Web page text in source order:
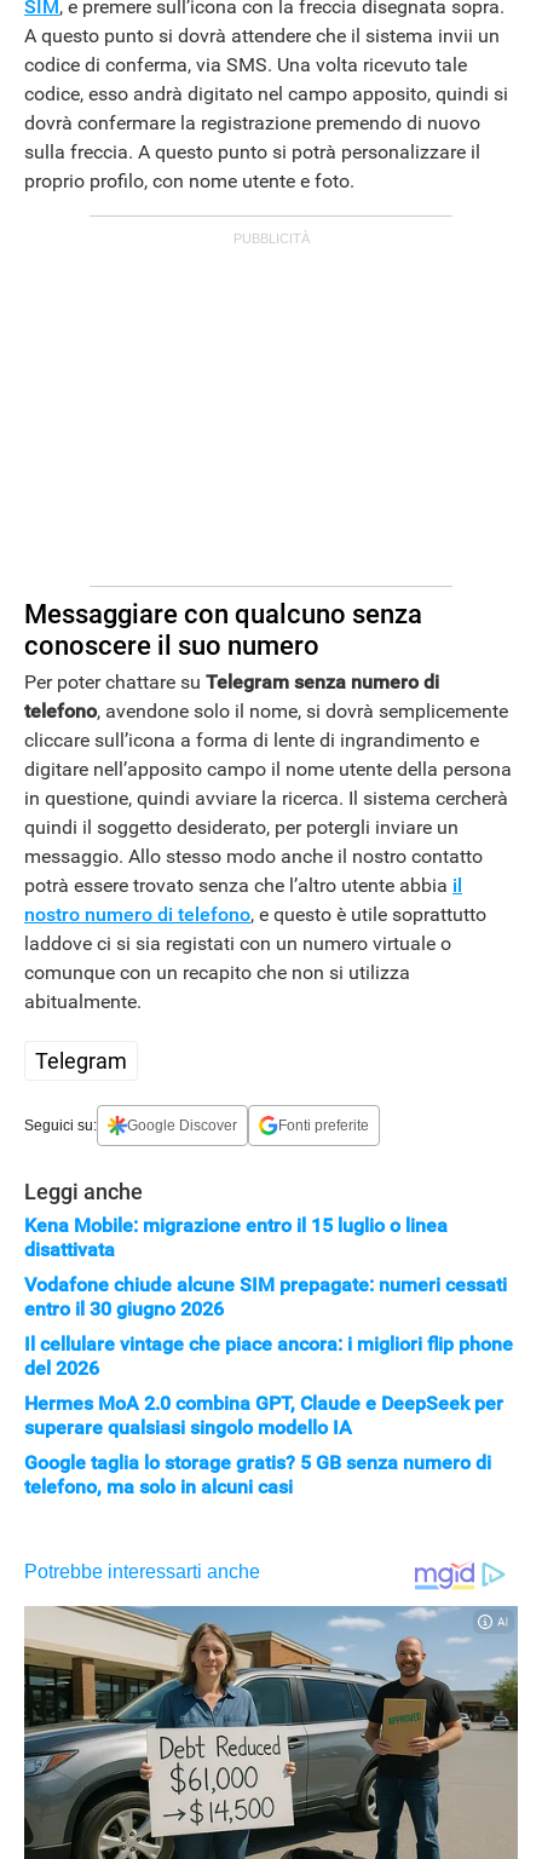
SIM , e premere sull’icona con la freccia disegnata sopra.
A questo punto si dovrà attendere che il sistema invii un
codice di conferma, via SMS. Una volta ricevuto tale
codice, esso andrà digitato nel campo apposito, quindi si
dovrà confermare la registrazione premendo di nuovo
sulla freccia. A questo punto si potrà personalizzare il
proprio profilo, con nome utente e foto.
Messaggiare con qualcuno senza
conoscere il suo numero
Per poter chattare su Telegram senza numero di
telefono, avendone solo il nome, si dovrà semplicemente
cliccare sull’icona a forma di lente di ingrandimento e
digitare nell’apposito campo il nome utente della persona
in questione, quindi avviare la ricerca. Il sistema cercherà
quindi il soggetto desiderato, per potergli inviare un
messaggio. Allo stesso modo anche il nostro contatto
potrà essere trovato senza che l’altro utente abbia il
nostro numero di telefono, e questo è utile soprattutto
laddove ci si sia registati con un numero virtuale o
comunque con un recapito che non si utilizza
abitualmente.
Telegram
Seguici su: Google Discover Fonti preferite
Leggi anche
Kena Mobile: migrazione entro il 15 luglio o linea
disattivata
Vodafone chiude alcune SIM prepagate: numeri cessati
entro il 30 giugno 2026
Il cellulare vintage che piace ancora: i migliori flip phone
del 2026
Hermes MoA 2.0 combina GPT, Claude e DeepSeek per
superare qualsiasi singolo modello IA
Google taglia lo storage gratis? 5 GB senza numero di
telefono, ma solo in alcuni casi